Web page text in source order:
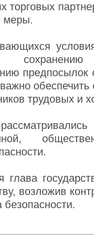
торговых
меры.
обеспечить
трудовых и
глава
возложив